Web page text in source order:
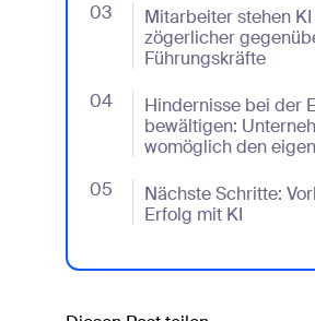
03
Mitarbeiter stehen
zögerlicher
Führungskräfte
- Jumplink to Mitarbeiter
04
Hindernisse bei der
bewältigen:
womöglich den
- Jumplink to Hindernisse
05
Nächste Schritte:
Erfolg mit KI
- Jumplink to Nächste